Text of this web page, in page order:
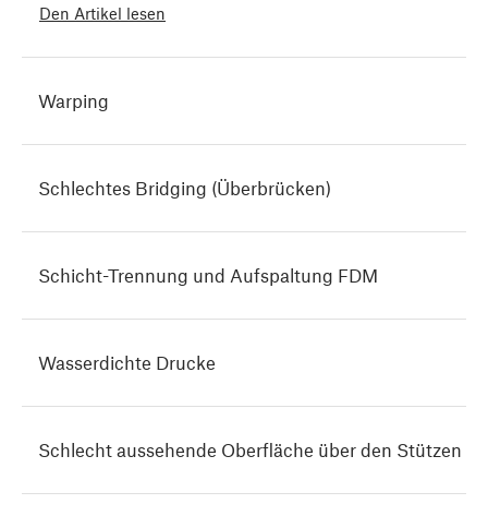
Den Artikel lesen
Warping
Schlechtes Bridging (Überbrücken)
Schicht-Trennung und Aufspaltung FDM
Wasserdichte Drucke
Schlecht aussehende Oberfläche über den Stützen